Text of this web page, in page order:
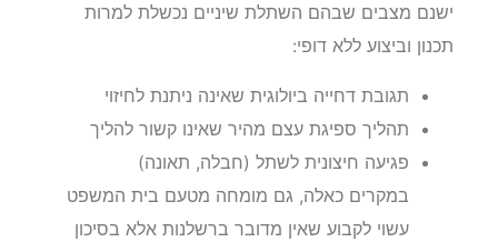
ישנם מצבים שבהם השתלת שיניים נכשלת למרות
תכנון וביצוע ללא דופי:
תגובת דחייה ביולוגית שאינה ניתנת לחיזוי
תהליך ספיגת עצם מהיר שאינו קשור להליך
פגיעה חיצונית לשתל (חבלה, תאונה)
במקרים כאלה, גם מומחה מטעם בית המשפט
עשוי לקבוע שאין מדובר ברשלנות אלא בסיכון